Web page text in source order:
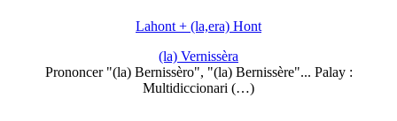
Lahont + (la,era) Hont
(la) Vernissèra
Prononcer "(la) Bernissèro", "(la) Bernissère"... Palay :
Multidiccionari (…)